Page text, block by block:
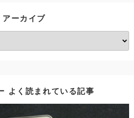
アーカイブ
よく読まれている記事